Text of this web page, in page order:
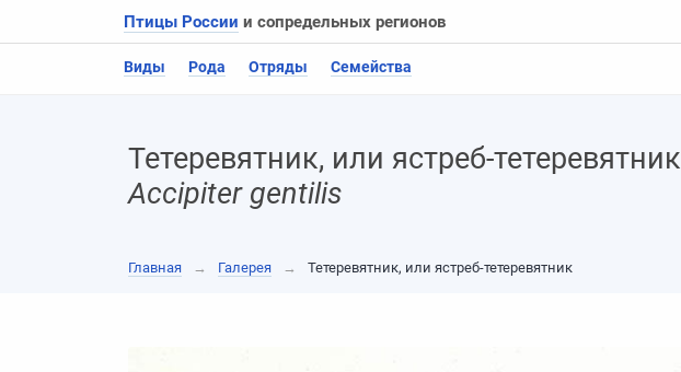
Птицы России и сопредельных регионов
Виды Рода Отряды Семейства
Тетеревятник, или ястреб-тетеревятник
Accipiter gentilis
Главная → Галерея → Тетеревятник, или ястреб-тетеревятник